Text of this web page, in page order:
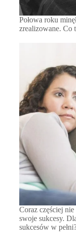
Połowa roku
zrealizowane. Co
Coraz częściej
swoje sukcesy.
sukcesów w